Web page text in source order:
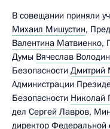
В совещании приняли
Михаил Мишустин,
Валентина Матвиенко,
Думы Вячеслав Володин
Безопасности Дмитрий
Администрации
Безопасности Николай
дел Сергей Лавров,
директор Федеральной